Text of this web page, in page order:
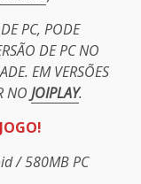
PC, PODE
DE PC NO
EM VERSÕES
NO JOIPLAY.
/ 580MB PC